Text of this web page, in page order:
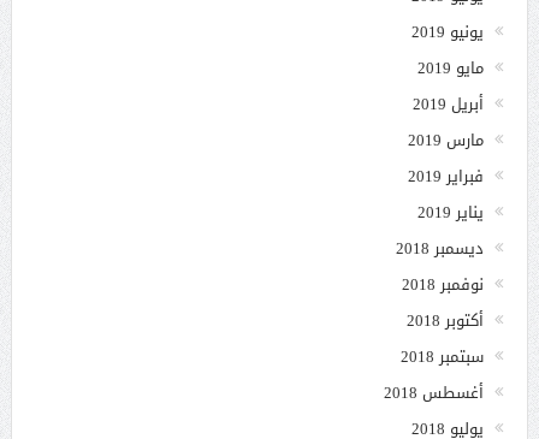
يونيو 2019
مايو 2019
أبريل 2019
مارس 2019
فبراير 2019
يناير 2019
ديسمبر 2018
نوفمبر 2018
أكتوبر 2018
سبتمبر 2018
أغسطس 2018
يوليو 2018